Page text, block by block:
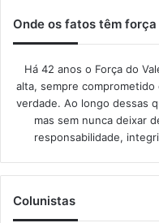
Onde os fatos têm força
Há 42 anos o Força do
alta, sempre
verdade. Ao longo dessas
mas sem nunca deixar
responsabilidade,
Colunistas